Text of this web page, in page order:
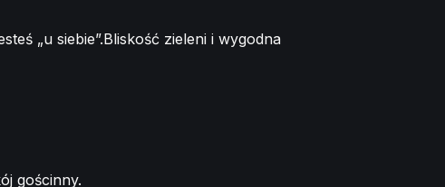
„u siebie”.Bliskość zieleni i wygodna
gościnny.